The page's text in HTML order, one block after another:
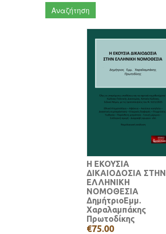
Αναζήτηση
Η ΕΚΟΥΣΙΑ
ΔΙΚΑΙΟΔΟΣΙΑ ΣΤΗΝ
ΕΛΛΗΝΙΚΗ
ΝΟΜΟΘΕΣΙΑ
ΔημήτριοΕμμ.
Χαραλαμπάκης
Πρωτοδίκης
€75.00